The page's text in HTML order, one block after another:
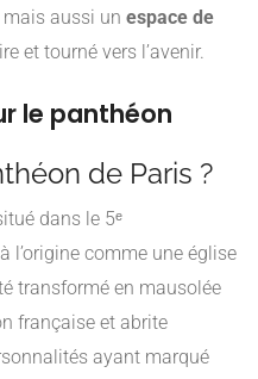
mais aussi un espace de
et tourné vers l’avenir.
le panthéon
de Paris ?
dans le 5ᵉ
l’origine comme une église
transformé en mausolée
française et abrite
ayant marqué